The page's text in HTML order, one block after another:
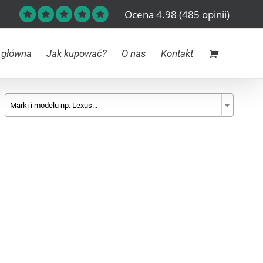
Ocena 4.98 (485 opinii)
Jak kupować? O nas Kontakt
Marki i modelu np. Lexus...